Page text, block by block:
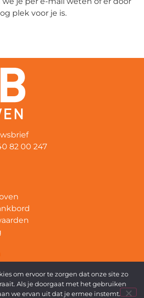
plek voor je is.
82 00 247
om ervoor te zorgen dat onze site zo
Als je doorgaat met het gebruiken
we ervan uit dat je ermee instemt.